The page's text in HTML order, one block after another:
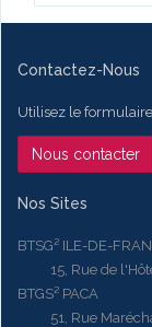
Contactez-Nous
Utilisez le
Nous contacter
Nos Sites
BTSG² ILE-DE-
15, Rue de l'Hôtel
BTGS² PACA
51, Rue